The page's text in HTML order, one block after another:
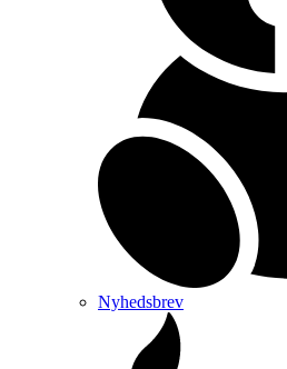
Nyhedsbrev